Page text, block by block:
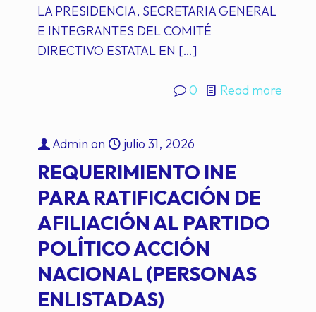
LA PRESIDENCIA, SECRETARIA GENERAL
E INTEGRANTES DEL COMITÉ
DIRECTIVO ESTATAL EN […]
0 Read more
Admin on julio 31, 2026
REQUERIMIENTO INE
PARA RATIFICACIÓN DE
AFILIACIÓN AL PARTIDO
POLÍTICO ACCIÓN
NACIONAL (PERSONAS
ENLISTADAS)